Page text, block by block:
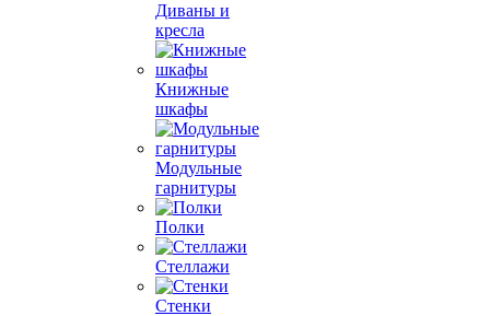
Диваны и
кресла
Книжные
шкафы
Модульные
гарнитуры
Полки
Стеллажи
Стенки